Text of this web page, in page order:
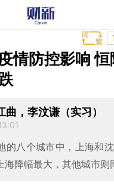
情防控影响
，李汶谦（实习）
的八个城市中，上海和
海降幅最大，其他城市则